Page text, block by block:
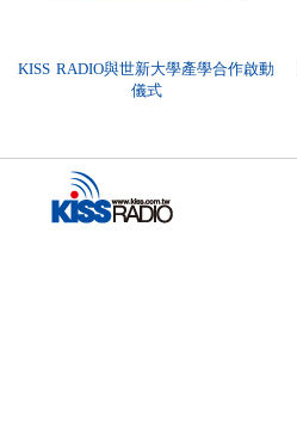
KISS RADIO與世新大學產學合作啟動
儀式